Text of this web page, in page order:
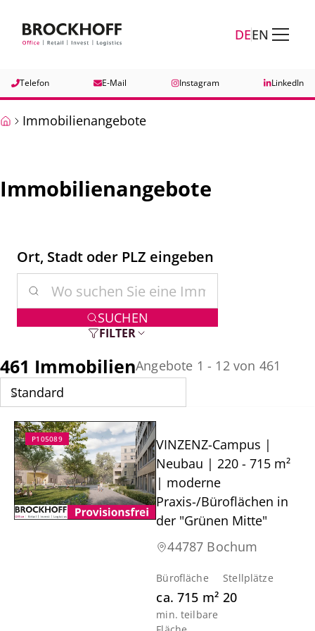
Zum Fuß springen
DEEN
Telefon E-Mail Instagram LinkedIn
Immobilienangebote
Immobilienangebote
Ort, Stadt oder PLZ eingeben
SUCHEN
FILTER
461 ImmobilienAngebote 1 - 12 von 461
P105089
VINZENZ-Campus |
Neubau | 220 - 715 m²
| moderne
Praxis-/Büroflächen in
der "Grünen Mitte"
44787 Bochum
Bürofläche
ca. 715 m²
Stellplätze
20
min. teilbare